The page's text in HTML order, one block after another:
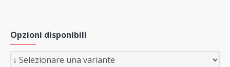
Opzioni disponibili